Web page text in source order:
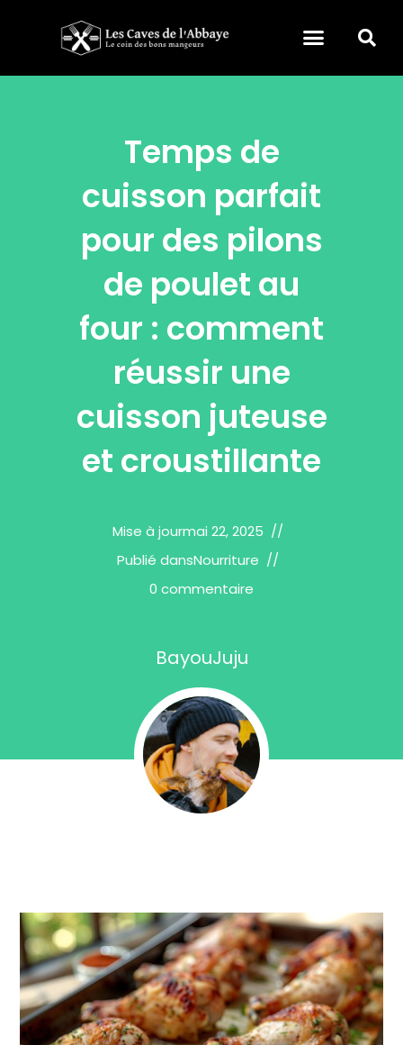
Temps de
cuisson parfait
pour des pilons
de poulet au
four : comment
réussir une
cuisson juteuse
et croustillante
Mise à jourmai 22, 2025
Publié dansNourriture
0 commentaire
BayouJuju